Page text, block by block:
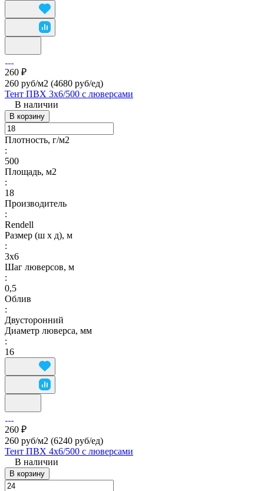
260 ₽
260 руб/м2 (4680 руб/eд)
Тент ПВХ 3х6/500 с люверсами
В наличии
В корзину
Плотность, г/м2
:
500
Площадь, м2
:
18
Производитель
:
Rendell
Размер (ш х д), м
:
3х6
Шаг люверсов, м
:
0,5
Облив
:
Двусторонний
Диаметр люверса, мм
:
16
260 ₽
260 руб/м2 (6240 руб/eд)
Тент ПВХ 4х6/500 с люверсами
В наличии
В корзину